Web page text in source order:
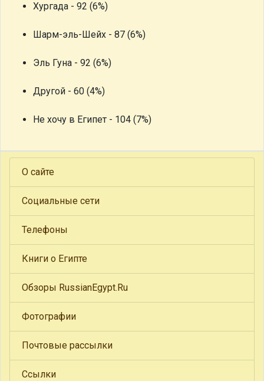
Хургада - 92 (6%)
Шарм-эль-Шейх - 87 (6%)
Эль Гуна - 92 (6%)
Другой - 60 (4%)
Не хочу в Египет - 104 (7%)
О сайте
Социальные сети
Телефоны
Книги о Египте
Обзоры RussianEgypt.Ru
Фотографии
Почтовые рассылки
Ссылки